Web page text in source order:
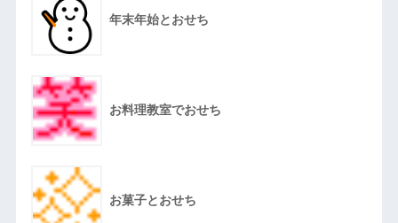
年末年始とおせち
お料理教室でおせち
お菓子とおせち